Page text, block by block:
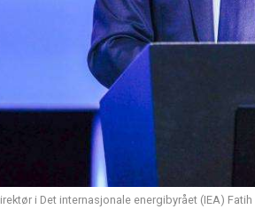
i Det internasjonale energibyrået (IEA)